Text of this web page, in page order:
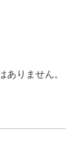
ありません。